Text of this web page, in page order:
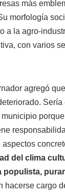
más
morfología
a la agro-
con varios
agregó
del clima
populista,
hacerse cargo